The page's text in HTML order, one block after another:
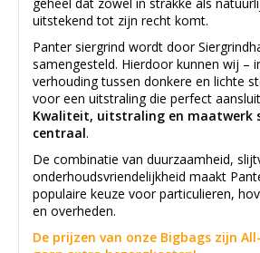
uitstekend tot zijn recht komt.
Panter siergrind wordt door
samengesteld. Hierdoor kunnen wij –
verhouding tussen donkere en lichte
voor een uitstraling die perfect
Kwaliteit, uitstraling en maatwerk
centraal.
De combinatie van duurzaamheid,
onderhoudsvriendelijkheid maakt
populaire keuze voor particulieren,
en overheden.
De prijzen van onze Bigbags zijn